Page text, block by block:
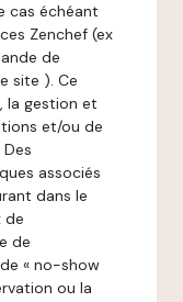
cas échéant
Zenchef (ex
de
site ). Ce
la gestion et
et/ou de
associés
dans le
de
de
« no-show
ou la